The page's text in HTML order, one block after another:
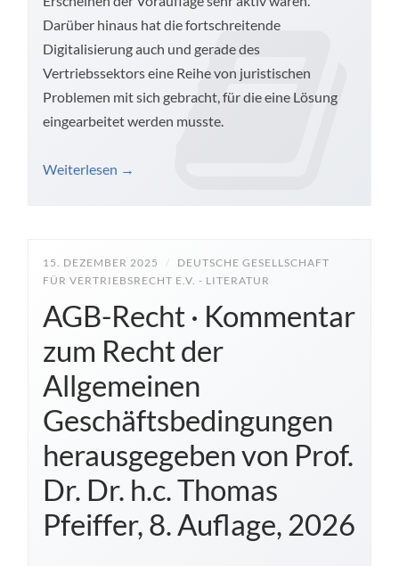
Darüber hinaus hat die fortschreitende
Digitalisierung auch und gerade des
Vertriebssektors eine Reihe von juristischen
Problemen mit sich gebracht, für die eine Lösung
eingearbeitet werden musste.
Weiterlesen →
15. DEZEMBER 2025 /
DEUTSCHE GESELLSCHAFT
FÜR VERTRIEBSRECHT E.V. - LITERATUR
AGB-Recht · Kommentar
zum Recht der
Allgemeinen
Geschäftsbedingungen
herausgegeben von Prof.
Dr. Dr. h.c. Thomas
Pfeiffer, 8. Auflage, 2026